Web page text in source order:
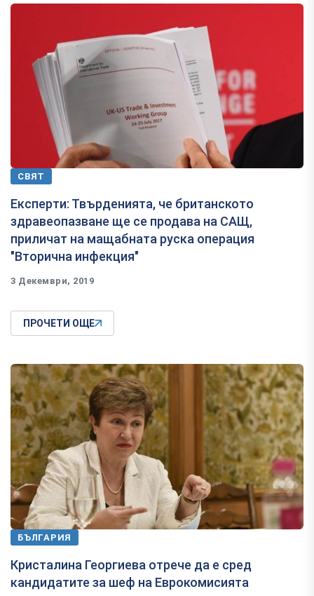
СВЯТ
Експерти: Твърденията, че британското
здравеопазване ще се продава на САЩ,
приличат на мащабната руска операция
"Вторична инфекция"
3 Декември, 2019
ПРОЧЕТИ ОЩЕ
БЪЛГАРИЯ
Кристалина Георгиева отрече да е сред
кандидатите за шеф на Еврокомисията